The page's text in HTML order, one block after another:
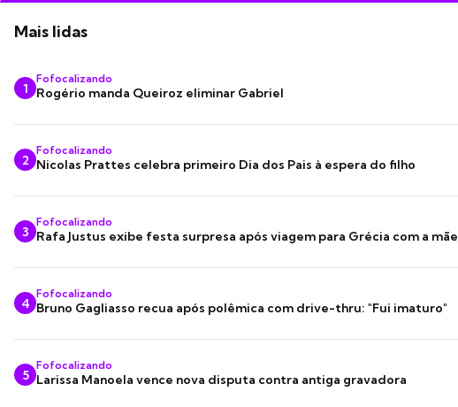
Mais lidas
1
Fofocalizando
Rogério manda Queiroz eliminar Gabriel
2
Fofocalizando
Nicolas Prattes celebra primeiro Dia dos Pais à espera do filho
3
Fofocalizando
Rafa Justus exibe festa surpresa após viagem para Grécia com a mãe
4
Fofocalizando
Bruno Gagliasso recua após polêmica com drive-thru: "Fui imaturo"
5
Fofocalizando
Larissa Manoela vence nova disputa contra antiga gravadora